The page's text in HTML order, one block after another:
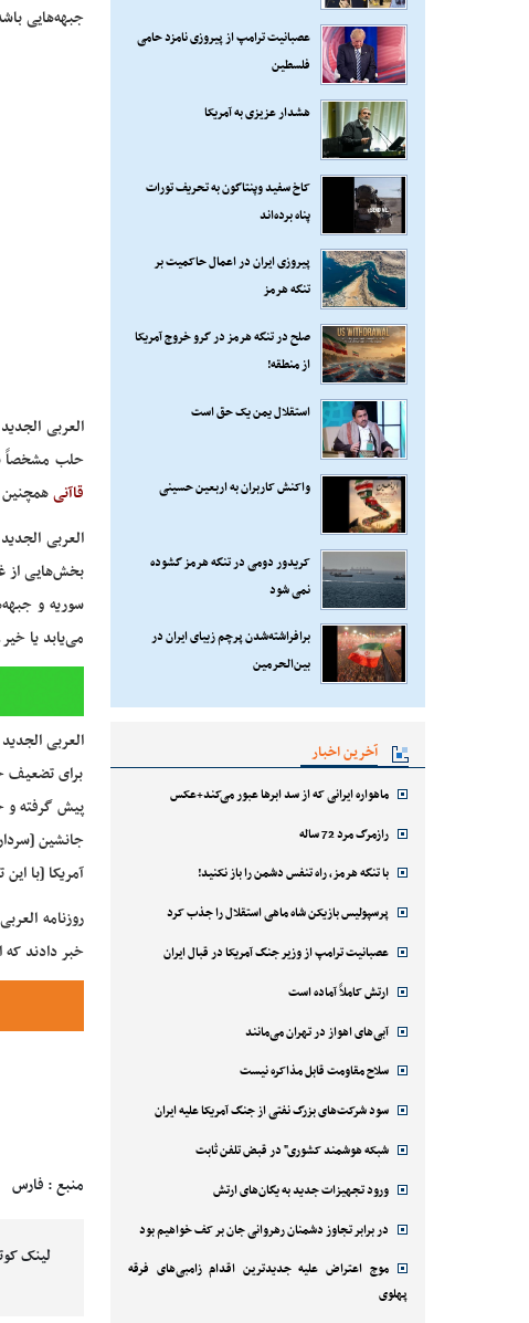
عصبانیت ترامپ از پیروزی نامزد حامی
فلسطین
هشدار عزیزی به آمریکا
کاخ سفید وپنتاگون به تحریف تورات
پناه برده‌اند
پیروزی ایران در اعمال حاکمیت بر
تنگه هرمز
صلح در تنگه هرمز در گرو خروج آمریکا
از منطقه!
استقلال یمن یک حق است
واکنش کاربران به اربعین حسینی
کریدور دومی در تنگه هرمز گشوده
نمی شود
برافراشته‌شدن پرچم زیبای ایران در
بین‌الحرمین
آخرین اخبار
ماهواره ایرانی که از سد ابرها عبور می‌کند+عکس
رازمرگ مرد 72 ساله
با تنگه هرمز، راه تنفس دشمن را باز نکنید!
پرسپولیس بازیکن شاه ماهی استقلال را جذب کرد
عصبانیت ترامپ از وزیر جنگ آمریکا در قبال ایران
ارتش کاملاً آماده است
آبی‌های اهواز در تهران می‌مانند
سلاح مقاومت قابل مذاکره نیست
سود شرکت‌های بزرگ نفتی از جنگ آمریکا علیه ایران
شبکه هوشمند کشوری" در قبض تلفن ثابت
ورود تجهیزات جدید به یگان‌های ارتش
در برابر تجاوز دشمنان رهروانی جان بر کف خواهیم بود
موج اعتراض علیه جدیدترین اقدام زامبی‌های فرقه
پهلوی
جبهه‌هایی
العربی
حلب مشخصاً
قاآنیهمچنین
العربی
بخش‌هایی از
سوریه و
می‌یابد یا
العربی
برای تضعیف
پیش گرفته و
جانشین
آمریکا [با
روزنامه
خبر دادند
منبع : فارس
لینک